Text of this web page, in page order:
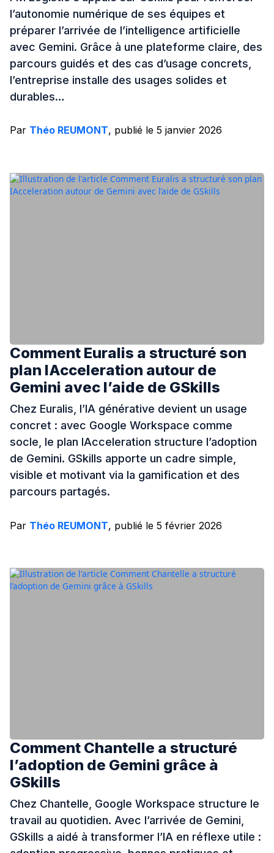
l’autonomie numérique de ses équipes et
préparer l’arrivée de l’intelligence artificielle
avec Gemini. Grâce à une plateforme claire, des
parcours guidés et des cas d’usage concrets,
l’entreprise installe des usages solides et
durables…
Par Théo REUMONT, publié le 5 janvier 2026
Comment Euralis a structuré son
plan IAcceleration autour de
Gemini avec l’aide de GSkills
Chez Euralis, l’IA générative devient un usage
concret : avec Google Workspace comme
socle, le plan IAcceleration structure l’adoption
de Gemini. GSkills apporte un cadre simple,
visible et motivant via la gamification et des
parcours partagés.
Par Théo REUMONT, publié le 5 février 2026
Comment Chantelle a structuré
l’adoption de Gemini grâce à
GSkills
Chez Chantelle, Google Workspace structure le
travail au quotidien. Avec l’arrivée de Gemini,
GSkills a aidé à transformer l’IA en réflexe utile :